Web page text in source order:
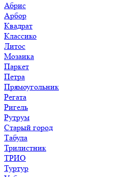
Абрис
Арбор
Квадрат
Классико
Литос
Мозаика
Паркет
Петра
Прямоугольник
Регата
Ригель
Рутрум
Старый город
Табула
Трилистник
ТРИО
Туртур